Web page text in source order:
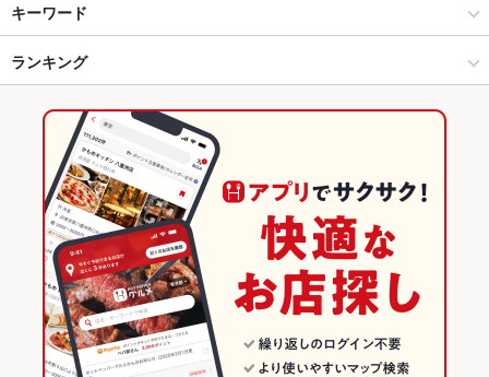
高知市 × 居酒屋
高知市 × 和風
高知橋駅 × 居酒屋
高知橋駅 × 和風
高知駅 × 居酒屋
高知駅 × 和風
高知 × 居酒屋
高知 × 和風
高知駅
高知橋駅
蓮池町通駅
キーワード
からあげ
ランキング
高知のグルメランキング
高知の居酒屋ランキング
高知市のグルメランキング
高知市の居酒屋ランキング
高知駅のグルメランキング